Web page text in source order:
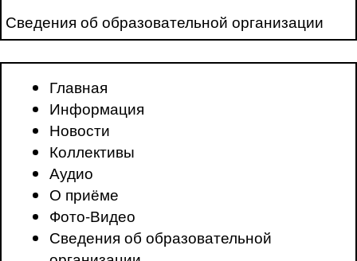
Сведения об образовательной организации
Главная
Информация
Новости
Коллективы
Аудио
О приёме
Фото-Видео
Сведения об образовательной